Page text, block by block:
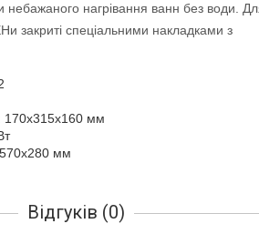
небажаного нагрівання ванн без води.
закриті спеціальними накладками з
170х315х160 мм
мм
Відгуків (0)